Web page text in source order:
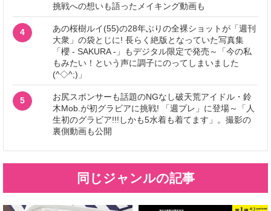
挑戦への想いも語ったメイキング動画も
4
あの桜樹ルイ(55)の28年ぶりの全裸ショットが「週刊
大衆」の袋とじに! 長らく絶版となっていた写真集
「櫻 - SAKURA -」もデジタル限定で発売～「今の私
もみたい！という声に調子にのってしまいました
(^◇^;)」
5
お尻スポンサーも話題のNGなし破天荒アイドル・鈴
木Mob.が初グラビアに挑戦! 「週プレ」に登場～「人
生初のグラビア!!!しかも5水着も着てます」。撮影の
裏側動画も公開
同じジャンルの記事